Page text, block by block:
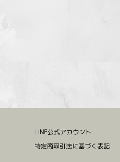
LINE公式アカウント
特定商取引法に基づく表記